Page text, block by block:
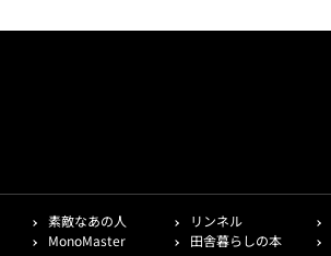
素敵なあの人 リンネル
MonoMaster 田舎暮らしの本